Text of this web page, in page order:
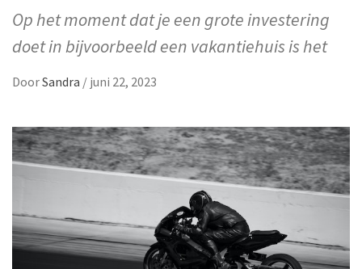
Op het moment dat je een grote investering
doet in bijvoorbeeld een vakantiehuis is het
DoorSandra / juni 22, 2023